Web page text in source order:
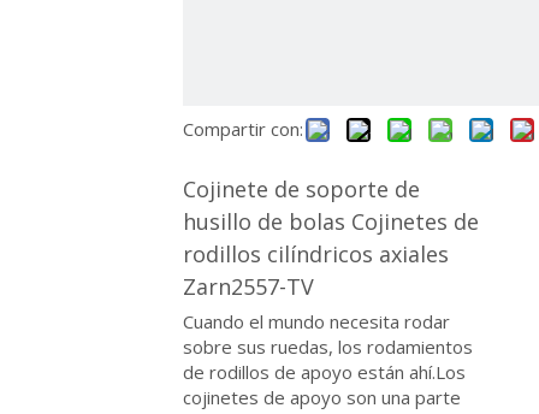
Compartir con:
Cojinete de soporte de
husillo de bolas Cojinetes de
rodillos cilíndricos axiales
Zarn2557-TV
Cuando el mundo necesita rodar
sobre sus ruedas, los rodamientos
de rodillos de apoyo están ahí.Los
cojinetes de apoyo son una parte